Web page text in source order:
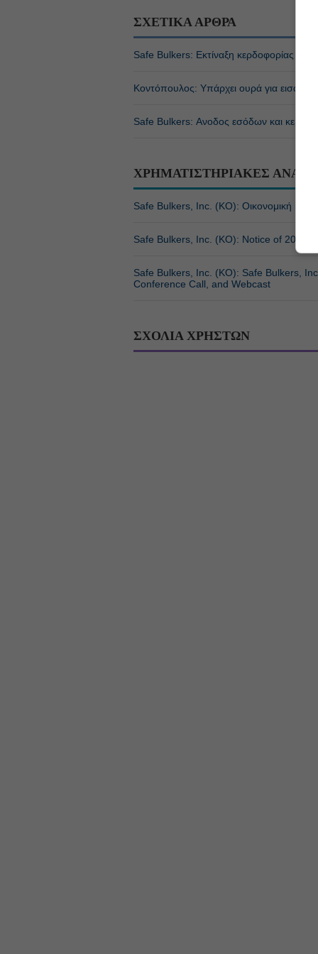
ΣΧΕΤΙΚΑ ΑΡΘΡΑ
Safe Bulkers: Εκτίναξη κερδοφορίας
Κοντόπουλος: Υπάρχει ουρά για
Safe Bulkers: Ανοδος εσόδων και
ΧΡΗΜΑΤΙΣΤΗΡΙΑΚΕΣ
Safe Bulkers, Inc. (ΚΟ): Οικονομική
Safe Bulkers, Inc. (ΚΟ): Notice of 2026
Safe Bulkers, Inc. (ΚΟ): Safe Bulkers,
Conference Call, and Webcast
ΣΧΟΛΙΑ ΧΡΗΣΤΩΝ